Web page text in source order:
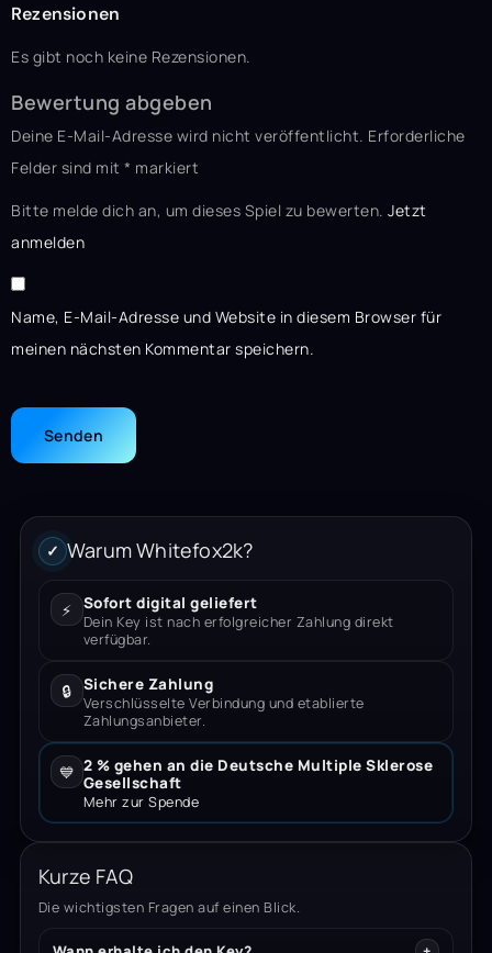
Rezensionen
Es gibt noch keine Rezensionen.
Bewertung abgeben
Deine E-Mail-Adresse wird nicht veröffentlicht. Erforderliche
Felder sind mit * markiert
Bitte melde dich an, um dieses Spiel zu bewerten. Jetzt
anmelden
Name, E-Mail-Adresse und Website in diesem Browser für
meinen nächsten Kommentar speichern.
✓ Warum Whitefox2k?
⚡ Sofort digital geliefert
Dein Key ist nach erfolgreicher Zahlung direkt
verfügbar.
🔒 Sichere Zahlung
Verschlüsselte Verbindung und etablierte
Zahlungsanbieter.
💙 2 % gehen an die Deutsche Multiple Sklerose
Gesellschaft
Mehr zur Spende
Kurze FAQ
Die wichtigsten Fragen auf einen Blick.